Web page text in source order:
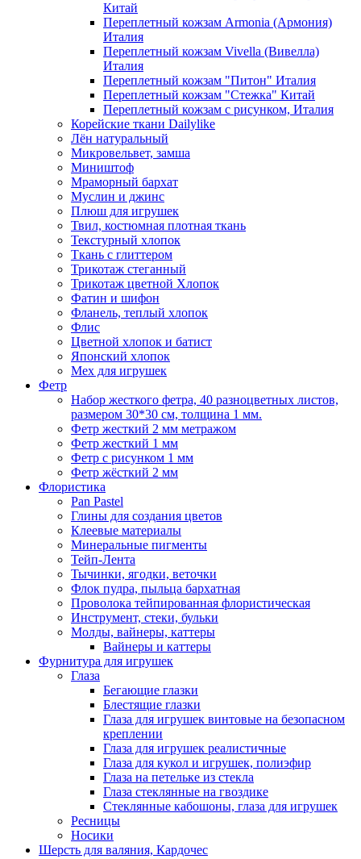
Китай
Переплетный кожзам Armonia (Армония)
Италия
Переплетный кожзам Vivella (Вивелла)
Италия
Переплетный кожзам "Питон" Италия
Переплетный кожзам "Стежка" Китай
Переплетный кожзам с рисунком, Италия
Корейские ткани Dailylike
Лён натуральный
Микровельвет, замша
Миништоф
Мраморный бархат
Муслин и джинс
Плюш для игрушек
Твил, костюмная плотная ткань
Текстурный хлопок
Ткань с глиттером
Трикотаж стеганный
Трикотаж цветной Хлопок
Фатин и шифон
Фланель, теплый хлопок
Флис
Цветной хлопок и батист
Японский хлопок
Мех для игрушек
Фетр
Набор жесткого фетра, 40 разноцветных листов,
размером 30*30 см, толщина 1 мм.
Фетр жесткий 2 мм метражом
Фетр жесткий 1 мм
Фетр с рисунком 1 мм
Фетр жёсткий 2 мм
Флористика
Pan Pastel
Глины для создания цветов
Клеевые материалы
Минеральные пигменты
Тейп-Лента
Тычинки, ягодки, веточки
Флок пудра, пыльца бархатная
Проволока тейпированная флористическая
Инструмент, стеки, бульки
Молды, вайнеры, каттеры
Вайнеры и каттеры
Фурнитура для игрушек
Глаза
Бегающие глазки
Блестящие глазки
Глаза для игрушек винтовые на безопасном
креплении
Глаза для игрушек реалистичные
Глаза для кукол и игрушек, полиэфир
Глаза на петельке из стекла
Глаза стеклянные на гвоздике
Стеклянные кабошоны, глаза для игрушек
Ресницы
Носики
Шерсть для валяния, Кардочес